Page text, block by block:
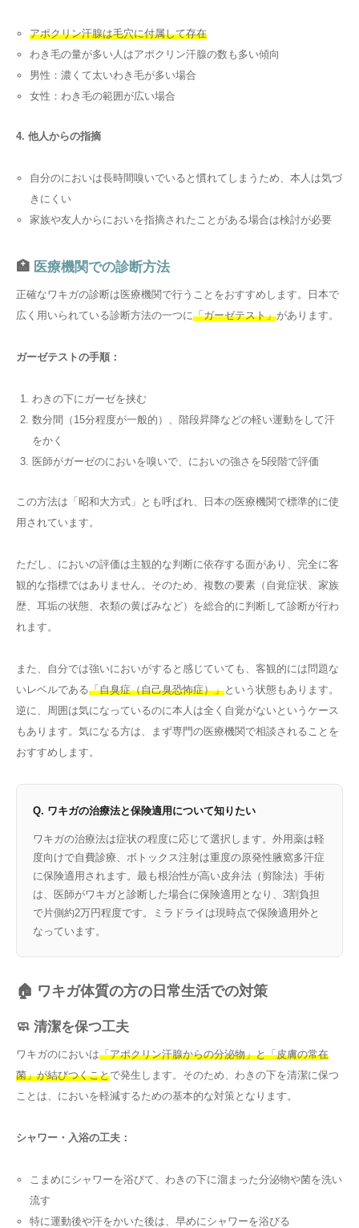
アポクリン汗腺は毛穴に付属して存在
わき毛の量が多い人はアポクリン汗腺の数も多い傾向
男性：濃くて太いわき毛が多い場合
女性：わき毛の範囲が広い場合
4. 他人からの指摘
自分のにおいは長時間嗅いでいると慣れてしまうため、本人は気づ
きにくい
家族や友人からにおいを指摘されたことがある場合は検討が必要
🏥 医療機関での診断方法
正確なワキガの診断は医療機関で行うことをおすすめします。日本で
広く用いられている診断方法の一つに「ガーゼテスト」があります。
ガーゼテストの手順：
わきの下にガーゼを挟む
数分間（15分程度が一般的）、階段昇降などの軽い運動をして汗
をかく
医師がガーゼのにおいを嗅いで、においの強さを5段階で評価
この方法は「昭和大方式」とも呼ばれ、日本の医療機関で標準的に使
用されています。
ただし、においの評価は主観的な判断に依存する面があり、完全に客
観的な指標ではありません。そのため、複数の要素（自覚症状、家族
歴、耳垢の状態、衣類の黄ばみなど）を総合的に判断して診断が行わ
れます。
また、自分では強いにおいがすると感じていても、客観的には問題な
いレベルである「自臭症（自己臭恐怖症）」という状態もあります。
逆に、周囲は気になっているのに本人は全く自覚がないというケース
もあります。気になる方は、まず専門の医療機関で相談されることを
おすすめします。
Q. ワキガの治療法と保険適用について知りたい
ワキガの治療法は症状の程度に応じて選択します。外用薬は軽
度向けで自費診療、ボトックス注射は重度の原発性腋窩多汗症
に保険適用されます。最も根治性が高い皮弁法（剪除法）手術
は、医師がワキガと診断した場合に保険適用となり、3割負担
で片側約2万円程度です。ミラドライは現時点で保険適用外と
なっています。
🏠 ワキガ体質の方の日常生活での対策
🧼 清潔を保つ工夫
ワキガのにおいは「アポクリン汗腺からの分泌物」と「皮膚の常在
菌」が結びつくことで発生します。そのため、わきの下を清潔に保つ
ことは、においを軽減するための基本的な対策となります。
シャワー・入浴の工夫：
こまめにシャワーを浴びて、わきの下に溜まった分泌物や菌を洗い
流す
特に運動後や汗をかいた後は、早めにシャワーを浴びる